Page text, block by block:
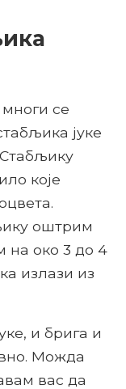
се
јуке
које
оштрим
на око 3 до 4
излази из
и брига и
Можда
вас да